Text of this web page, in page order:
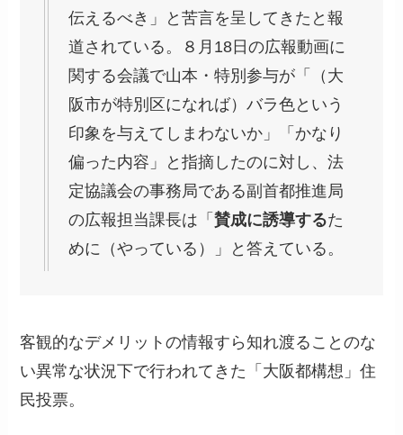
伝えるべき」と苦言を呈してきたと報
道されている。８月18日の広報動画に
関する会議で山本・特別参与が「（大
阪市が特別区になれば）バラ色という
印象を与えてしまわないか」「かなり
偏った内容」と指摘したのに対し、法
定協議会の事務局である副首都推進局
の広報担当課長は「賛成に誘導するた
めに（やっている）」と答えている。
客観的なデメリットの情報すら知れ渡ることのな
い異常な状況下で行われてきた「大阪都構想」住
民投票。